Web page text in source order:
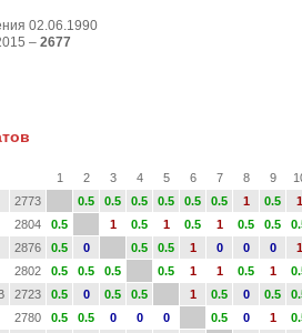
02.06.1990
– 2677
1 2 3 4 5 6 7 8 9
2773 0.5 0.5 0.5 0.5 0.5 0.5 1 0.5
1
2804 0.5 1 0.5 1 0.5 1 0.5 0.5
2876 0.5 0 0.5 0.5 1 0 0 0
1
2802 0.5 0.5 0.5 0.5 1 1 0.5 1
2723 0.5 0 0.5 0.5 1 0.5 0 0.5
2780 0.5 0.5 0 0 0 0.5 0 1